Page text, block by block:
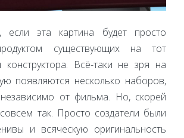
эта картина будет просто
существующих на тот
Всё-таки не зря на
появляются несколько наборов,
от фильма. Но, скорей
так. Просто создатели были
и всяческую оригинальность